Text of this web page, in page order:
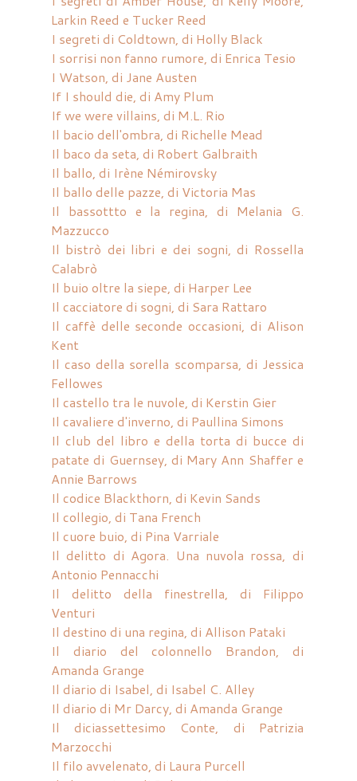
Larkin Reed e Tucker Reed
I segreti di Coldtown, di Holly Black
I sorrisi non fanno rumore, di Enrica Tesio
I Watson, di Jane Austen
If I should die, di Amy Plum
If we were villains, di M.L. Rio
Il bacio dell'ombra, di Richelle Mead
Il baco da seta, di Robert Galbraith
Il ballo, di Irène Némirovsky
Il ballo delle pazze, di Victoria Mas
Il bassottto e la regina, di Melania G.
Mazzucco
Il bistrò dei libri e dei sogni, di Rossella
Calabrò
Il buio oltre la siepe, di Harper Lee
Il cacciatore di sogni, di Sara Rattaro
Il caffè delle seconde occasioni, di Alison
Kent
Il caso della sorella scomparsa, di Jessica
Fellowes
Il castello tra le nuvole, di Kerstin Gier
Il cavaliere d'inverno, di Paullina Simons
Il club del libro e della torta di bucce di
patate di Guernsey, di Mary Ann Shaffer e
Annie Barrows
Il codice Blackthorn, di Kevin Sands
Il collegio, di Tana French
Il cuore buio, di Pina Varriale
Il delitto di Agora. Una nuvola rossa, di
Antonio Pennacchi
Il delitto della finestrella, di Filippo
Venturi
Il destino di una regina, di Allison Pataki
Il diario del colonnello Brandon, di
Amanda Grange
Il diario di Isabel, di Isabel C. Alley
Il diario di Mr Darcy, di Amanda Grange
Il diciassettesimo Conte, di Patrizia
Marzocchi
Il filo avvelenato, di Laura Purcell